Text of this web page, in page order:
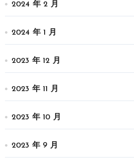
2024 年 2 月
2024 年 1 月
2023 年 12 月
2023 年 11 月
2023 年 10 月
2023 年 9 月